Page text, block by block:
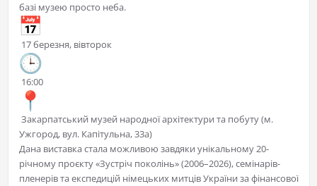
базі музею просто неба.
17 березня, вівторок
16:00
Закарпатський музей народної архітектури та побуту (м.
Ужгород, вул. Капітульна, 33а)
Дана виставка стала можливою завдяки унікальному 20-
річному проєкту «Зустріч поколінь» (2006–2026), семінарів-
пленерів та експедицій німецьких митців України за фінансової